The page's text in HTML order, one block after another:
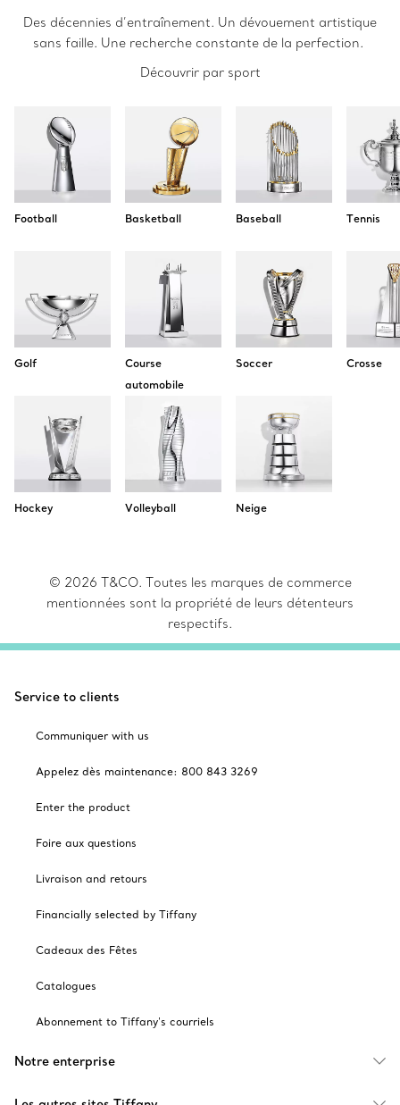
Des décennies d’entraînement. Un dévouement artistique
sans faille. Une recherche constante de la perfection.
Découvrir par sport
Football Basketball Baseball Tennis
Golf
Course
automobile
Soccer Crosse
Hockey Volleyball Neige
© 2026 T&CO. Toutes les marques de commerce
mentionnées sont la propriété de leurs détenteurs
respectifs.
Service to clients
Communiquer with us
Appelez dès maintenance: 800 843 3269
Enter the product
Foire aux questions
Livraison and retours
Financially selected by Tiffany
Cadeaux des Fêtes
Catalogues
Abonnement to Tiffany's courriels
Notre enterprise